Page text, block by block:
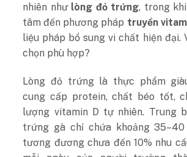
nhiên như lòng đỏ trứng, trong
tâm đến phương pháp truyền
liệu pháp bổ sung vi chất hiện đại.
chọn phù hợp?
Lòng đỏ trứng là thực phẩm
cung cấp protein, chất béo tốt,
lượng vitamin D tự nhiên. Trung
trứng gà chỉ chứa khoảng 35–40
tương đương chưa đến 10% nhu